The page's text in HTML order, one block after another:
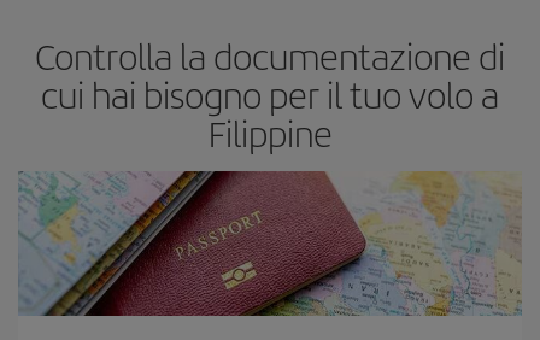
Controlla la documentazione di
cui hai bisogno per il tuo volo a
Filippine